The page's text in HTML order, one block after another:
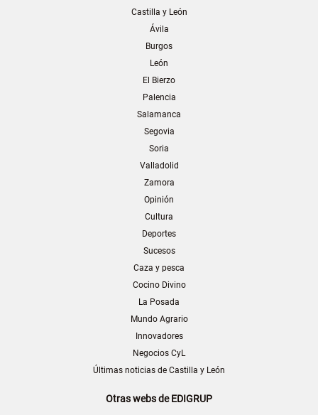
Castilla y León
Ávila
Burgos
León
El Bierzo
Palencia
Salamanca
Segovia
Soria
Valladolid
Zamora
Opinión
Cultura
Deportes
Sucesos
Caza y pesca
Cocino Divino
La Posada
Mundo Agrario
Innovadores
Negocios CyL
Últimas noticias de Castilla y León
Otras webs de EDIGRUP